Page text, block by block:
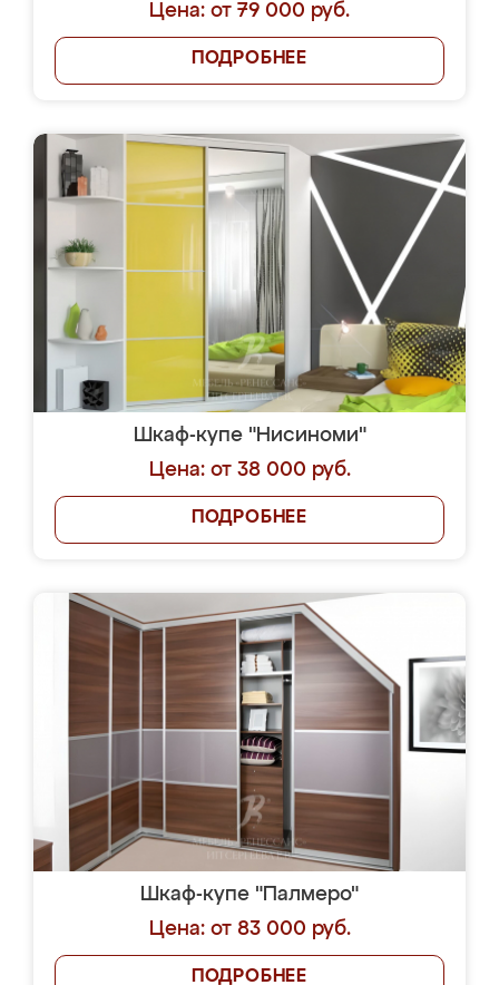
Цена: от 79 000 руб.
ПОДРОБНЕЕ
Шкаф-купе "Нисиноми"
Цена: от 38 000 руб.
ПОДРОБНЕЕ
Шкаф-купе "Палмеро"
Цена: от 83 000 руб.
ПОДРОБНЕЕ